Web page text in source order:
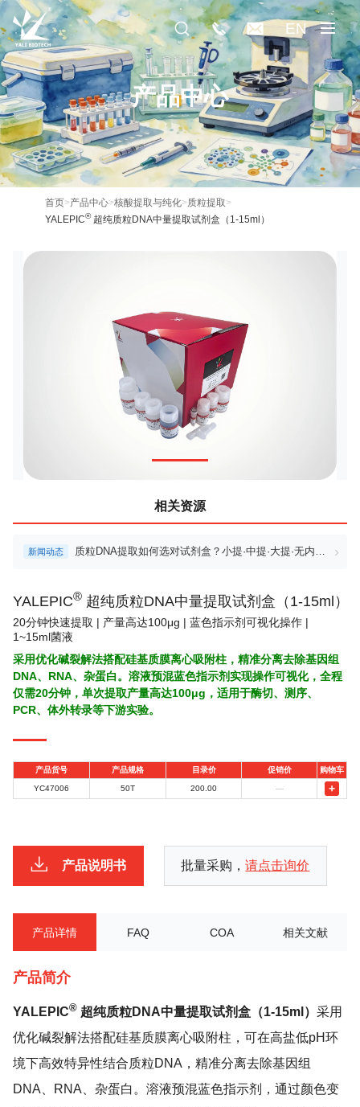
EN
产品中心
首页>产品中心>核酸提取与纯化>质粒提取>
YALEPIC®超纯质粒DNA中量提取试剂盒（1-15ml）
相关资源
新闻动态
质粒DNA提取如何选对试剂盒？小提·中提·大提·无内毒
›
YALEPIC® 超纯质粒DNA中量提取试剂盒（1-15ml）
20分钟快速提取 | 产量高达100μg | 蓝色指示剂可视化操作 |
1~15ml菌液
采用优化碱裂解法搭配硅基质膜离心吸附柱，精准分离去除基因组
DNA、RNA、杂蛋白。溶液预混蓝色指示剂实现操作可视化，全程
仅需20分钟，单次提取产量高达100μg，适用于酶切、测序、
PCR、体外转录等下游实验。
产品货号 产品规格 目录价 促销价 购物车
YC47006 50T 200.00 — +
产品说明书 批量采购，请点击询价
产品详情 FAQ COA 相关文献
产品简介
YALEPIC® 超纯质粒DNA中量提取试剂盒（1-15ml） 采用
优化碱裂解法搭配硅基质膜离心吸附柱，可在高盐低pH环
境下高效特异性结合质粒DNA，精准分离去除基因组
DNA、RNA、杂蛋白。溶液预混蓝色指示剂，通过颜色变